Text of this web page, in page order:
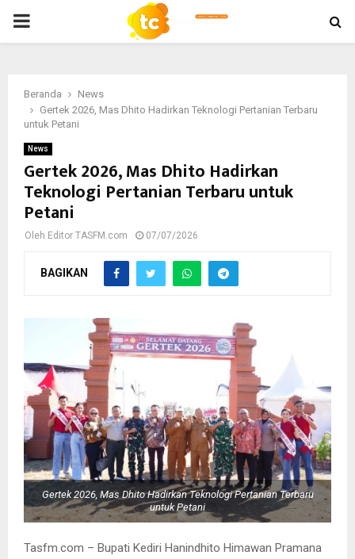
PRIMARY
Beranda
News
Gertek 2026, Mas Dhito Hadirkan Teknologi Pertanian Terbaru
untuk Petani
News
Gertek 2026, Mas Dhito Hadirkan
Teknologi Pertanian Terbaru untuk
Petani
Oleh Editor TASFM.com 07/07/2026
BAGIKAN
Gertek 2026, Mas Dhito Hadirkan Teknologi Pertanian Terbaru
untuk Petani
Tasfm.com – Bupati Kediri Hanindhito Himawan Pramana